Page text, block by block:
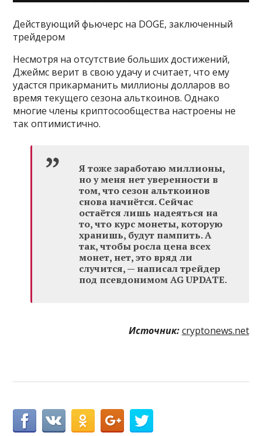
Действующий фьючерс на DOGE, заключенный
трейдером
Несмотря на отсутствие больших достижений,
Джеймс верит в свою удачу и считает, что ему
удастся прикарманить миллионы долларов во
время текущего сезона альткоинов. Однако
многие члены криптосообщества настроены не
так оптимистично.
Я тоже заработаю миллионы,
но у меня нет уверенности в
том, что сезон альткоинов
снова начнётся. Сейчас
остаётся лишь надеяться на
то, что курс монеты, которую
хранишь, будут пампить. А
так, чтобы росла цена всех
монет, нет, это вряд ли
случится, — написал трейдер
под псевдонимом AG UPDATE.
Источник: cryptonews.net